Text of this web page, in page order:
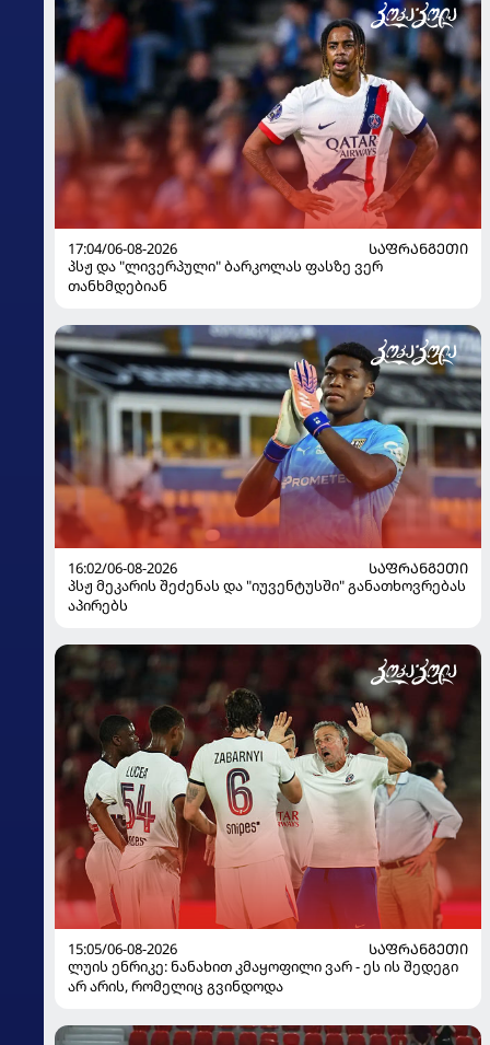
17:04/06-08-2026
ᲡᲐᲤᲠᲐᲜᲒᲔᲗᲘ
პსჟ და "ლივერპული" ბარკოლას ფასზე ვერ
თანხმდებიან
16:02/06-08-2026
ᲡᲐᲤᲠᲐᲜᲒᲔᲗᲘ
პსჟ მეკარის შეძენას და "იუვენტუსში" განათხოვრებას
აპირებს
15:05/06-08-2026
ᲡᲐᲤᲠᲐᲜᲒᲔᲗᲘ
ლუის ენრიკე: ნანახით კმაყოფილი ვარ - ეს ის შედეგი
არ არის, რომელიც გვინდოდა